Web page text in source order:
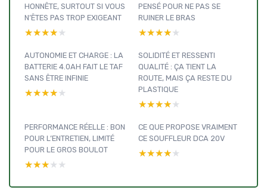
HONNÊTE, SURTOUT SI VOUS
N’ÊTES PAS TROP EXIGEANT
★★★★★
★★★★★
PENSÉ POUR NE PAS SE
RUINER LE BRAS
★★★★★
★★★★★
AUTONOMIE ET CHARGE : LA
BATTERIE 4.0AH FAIT LE TAF
SANS ÊTRE INFINIE
★★★★★
★★★★★
SOLIDITÉ ET RESSENTI
QUALITÉ : ÇA TIENT LA
ROUTE, MAIS ÇA RESTE DU
PLASTIQUE
★★★★★
★★★★★
PERFORMANCE RÉELLE : BON
POUR L’ENTRETIEN, LIMITÉ
POUR LE GROS BOULOT
★★★★★
★★★★★
CE QUE PROPOSE VRAIMENT
CE SOUFFLEUR DCA 20V
★★★★★
★★★★★